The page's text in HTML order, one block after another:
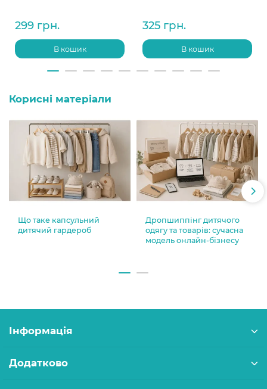
299 грн.
В кошик
325 грн.
В кошик
Корисні матеріали
Що таке капсульний
дитячий гардероб
Дропшиппінг дитячого
одягу та товарів: сучасна
модель онлайн-бізнесу
Інформація
Додатково